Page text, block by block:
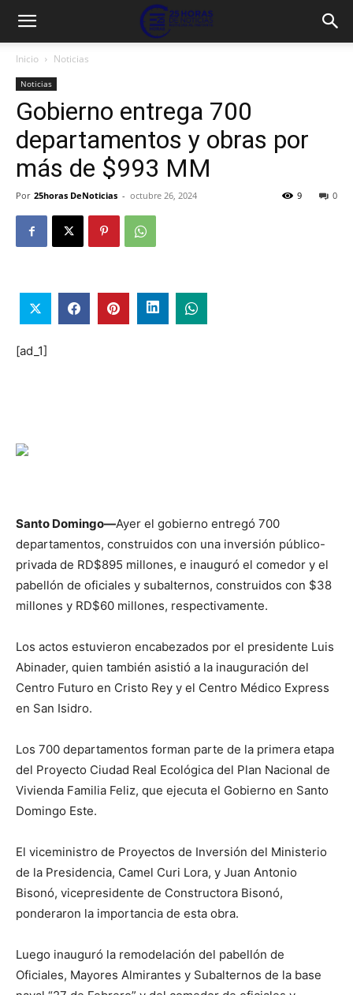
Inicio Noticias
Noticias
Gobierno entrega 700
departamentos y obras por
más de $993 MM
Por 25horas DeNoticias - octubre 26, 2024 0
9
[ad_1]
Santo Domingo—Ayer el gobierno entregó 700
departamentos, construidos con una inversión público-
privada de RD$895 millones, e inauguró el comedor y el
pabellón de oficiales y subalternos, construidos con $38
millones y RD$60 millones, respectivamente.
Los actos estuvieron encabezados por el presidente Luis
Abinader, quien también asistió a la inauguración del
Centro Futuro en Cristo Rey y el Centro Médico Express
en San Isidro.
Los 700 departamentos forman parte de la primera etapa
del Proyecto Ciudad Real Ecológica del Plan Nacional de
Vivienda Familia Feliz, que ejecuta el Gobierno en Santo
Domingo Este.
El viceministro de Proyectos de Inversión del Ministerio
de la Presidencia, Camel Curi Lora, y Juan Antonio
Bisonó, vicepresidente de Constructora Bisonó,
ponderaron la importancia de esta obra.
Luego inauguró la remodelación del pabellón de
Oficiales, Mayores Almirantes y Subalternos de la base